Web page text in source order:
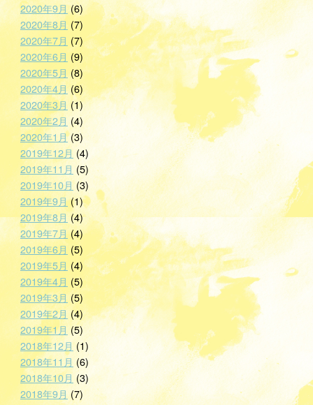
2020年9月(6)
2020年8月 (7)
2020年7月 (7)
2020年6月 (9)
2020年5月 (8)
2020年4月(6)
2020年3月 (1)
2020年2月 (4)
2020年1月(3)
2019年12月 (4)
2019年11月 (5)
2019年10月(3)
2019年9月(1)
2019年8月(4)
2019年7月(4)
2019年6月 (5)
2019年5月 (4)
2019年4月 (5)
2019年3月(5)
2019年2月(4)
2019年1月 (5)
2018年12月 (1)
2018年11月 (6)
2018年10月 (3)
2018年9月 (7)